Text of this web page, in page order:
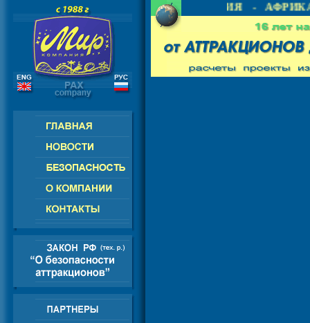
- ЕВРОПА - АМЕРИКА - АЗИЯ - АФРИКА